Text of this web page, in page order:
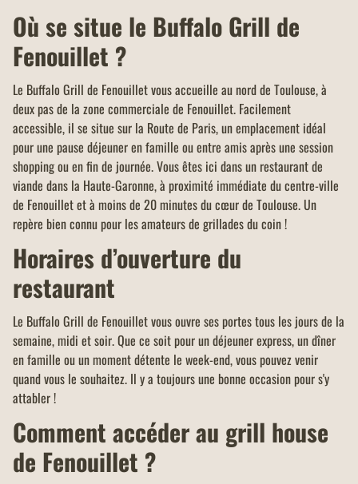
Où se situe le Buffalo Grill de
Fenouillet ?
Le Buffalo Grill de Fenouillet vous accueille au nord de Toulouse, à
deux pas de la zone commerciale de Fenouillet. Facilement
accessible, il se situe sur la Route de Paris, un emplacement idéal
pour une pause déjeuner en famille ou entre amis après une session
shopping ou en fin de journée. Vous êtes ici dans un restaurant de
viande dans la Haute-Garonne, à proximité immédiate du centre-ville
de Fenouillet et à moins de 20 minutes du cœur de Toulouse. Un
repère bien connu pour les amateurs de grillades du coin !
Horaires d’ouverture du
restaurant
Le Buffalo Grill de Fenouillet vous ouvre ses portes tous les jours de la
semaine, midi et soir. Que ce soit pour un déjeuner express, un dîner
en famille ou un moment détente le week-end, vous pouvez venir
quand vous le souhaitez. Il y a toujours une bonne occasion pour s'y
attabler !
Comment accéder au grill house
de Fenouillet ?